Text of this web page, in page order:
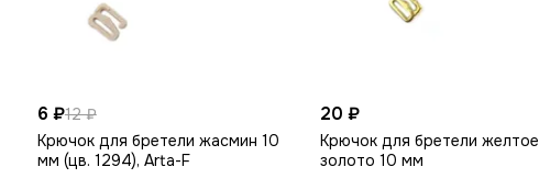
6 ₽12 ₽
Крючок для бретели жасмин 10
мм (цв. 1294), Arta-F
20 ₽
Крючок для бретели желтое
золото 10 мм